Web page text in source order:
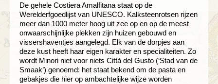
De gehele Costiera Amalfitana staat op de
Werelderfgoedlijst van UNESCO. Kalksteenrotsen rijzen
meer dan 1000 meter hoog uit zee op en op de meest
onwaarschijnlijke plekken zijn huizen gebouwd en
vissershaventjes aangelegd. Elk van de dorpjes aan
deze kust heeft haar eigen karakter en specialiteiten. Zo
wordt Minori niet voor niets Città del Gusto (‘Stad van de
Smaak’) genoemd: het staat bekend om de pasta en
gebakjes die hier op ambachtelijke wijze worden